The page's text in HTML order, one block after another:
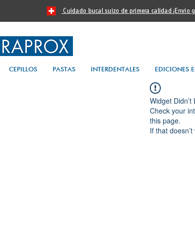
Cuidado bucal suizo de primera calidad
CEPILLOS PASTAS INTERDENTALES EDICIONES
Widget Didn’t
Check your
this page.
If that